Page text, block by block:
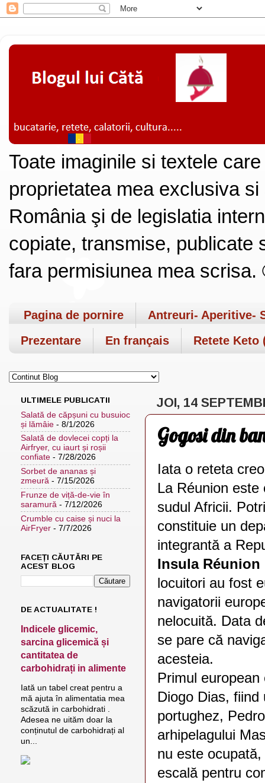
Toate imaginile si textele
proprietatea mea exclusiva
România şi de legislatia
copiate, transmise, publicate
fara permisiunea mea
Pagina de pornire
Antreuri- Aperitive-
Prezentare
En français Retete Keto
JOI, 14
Gogosi din
Iata o reteta
La Réunion
sudul Africii.
constituie un
integrantă a
Insula Réunion
locuitori au fost
navigatorii
nelocuită. Data
se pare că
acesteia.
Primul
Diogo Dias,
portughez,
arhipelagului
nu este
escală pentru
ULTIMELE PUBLICATII
Salată de căpșuni cu busuioc
și lămâie - 8/1/2026
Salată de dovlecei copți la
Airfryer, cu iaurt și roșii
confiate - 7/28/2026
Sorbet de ananas și
zmeură - 7/15/2026
Frunze de viță-de-vie în
saramură - 7/12/2026
Crumble cu caise și nuci la
AirFryer - 7/7/2026
FACEȚI CĂUTĂRI PE
ACEST BLOG
DE ACTUALITATE !
Indicele glicemic,
sarcina glicemică și
cantitatea de
carbohidrați in alimente
Iată un tabel creat pentru a
mă ajuta în alimentatia mea
scăzută in carbohidrati .
Adesea ne uităm doar la
conținutul de carbohidrați al
un...